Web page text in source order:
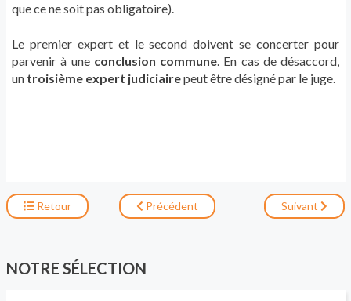
que ce ne soit pas obligatoire).
Le premier expert et le second doivent se concerter pour
parvenir à une conclusion commune. En cas de désaccord,
un troisième expert judiciairepeut être désigné par le juge.
Retour Précédent Suivant
NOTRE SÉLECTION